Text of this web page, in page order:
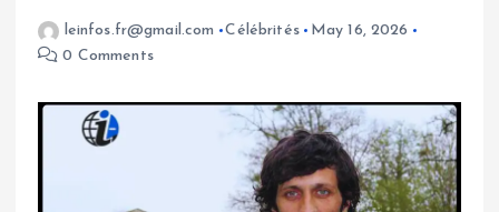
leinfos.fr@gmail.com Célébrités
May 16, 2026
0 Comments